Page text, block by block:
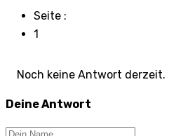
Seite :
1
Noch keine Antwort derzeit.
Deine Antwort